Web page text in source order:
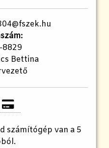
8829
Bettina
számítógép van a 5